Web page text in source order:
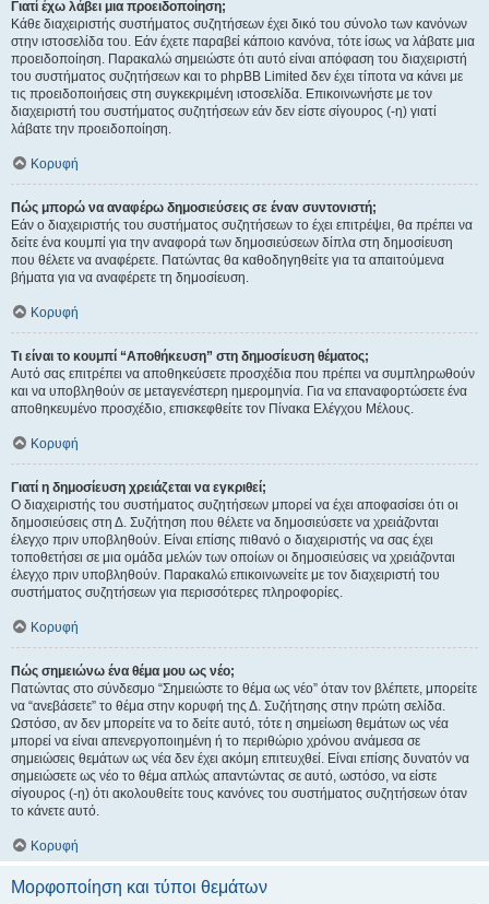
Γιατί έχω λάβει μια προειδοποίηση;
Κάθε διαχειριστής συστήματος συζητήσεων έχει δικό του σύνολο των κανόνων
στην ιστοσελίδα του. Εάν έχετε παραβεί κάποιο κανόνα, τότε ίσως να λάβατε μια
προειδοποίηση. Παρακαλώ σημειώστε ότι αυτό είναι απόφαση του διαχειριστή
του συστήματος συζητήσεων και το phpBB Limited δεν έχει τίποτα να κάνει με
τις προειδοποιήσεις στη συγκεκριμένη ιστοσελίδα. Επικοινωνήστε με τον
διαχειριστή του συστήματος συζητήσεων εάν δεν είστε σίγουρος (-η) γιατί
λάβατε την προειδοποίηση.
Κορυφή
Πώς μπορώ να αναφέρω δημοσιεύσεις σε έναν συντονιστή;
Εάν ο διαχειριστής του συστήματος συζητήσεων το έχει επιτρέψει, θα πρέπει να
δείτε ένα κουμπί για την αναφορά των δημοσιεύσεων δίπλα στη δημοσίευση
που θέλετε να αναφέρετε. Πατώντας θα καθοδηγηθείτε για τα απαιτούμενα
βήματα για να αναφέρετε τη δημοσίευση.
Κορυφή
Τι είναι το κουμπί “Αποθήκευση” στη δημοσίευση θέματος;
Αυτό σας επιτρέπει να αποθηκεύσετε προσχέδια που πρέπει να συμπληρωθούν
και να υποβληθούν σε μεταγενέστερη ημερομηνία. Για να επαναφορτώσετε ένα
αποθηκευμένο προσχέδιο, επισκεφθείτε τον Πίνακα Ελέγχου Μέλους.
Κορυφή
Γιατί η δημοσίευση χρειάζεται να εγκριθεί;
Ο διαχειριστής του συστήματος συζητήσεων μπορεί να έχει αποφασίσει ότι οι
δημοσιεύσεις στη Δ. Συζήτηση που θέλετε να δημοσιεύσετε να χρειάζονται
έλεγχο πριν υποβληθούν. Είναι επίσης πιθανό ο διαχειριστής να σας έχει
τοποθετήσει σε μια ομάδα μελών των οποίων οι δημοσιεύσεις να χρειάζονται
έλεγχο πριν υποβληθούν. Παρακαλώ επικοινωνείτε με τον διαχειριστή του
συστήματος συζητήσεων για περισσότερες πληροφορίες.
Κορυφή
Πώς σημειώνω ένα θέμα μου ως νέο;
Πατώντας στο σύνδεσμο “Σημειώστε το θέμα ως νέο” όταν τον βλέπετε, μπορείτε
να “ανεβάσετε” το θέμα στην κορυφή της Δ. Συζήτησης στην πρώτη σελίδα.
Ωστόσο, αν δεν μπορείτε να το δείτε αυτό, τότε η σημείωση θεμάτων ως νέα
μπορεί να είναι απενεργοποιημένη ή το περιθώριο χρόνου ανάμεσα σε
σημειώσεις θεμάτων ως νέα δεν έχει ακόμη επιτευχθεί. Είναι επίσης δυνατόν να
σημειώσετε ως νέο το θέμα απλώς απαντώντας σε αυτό, ωστόσο, να είστε
σίγουρος (-η) ότι ακολουθείτε τους κανόνες του συστήματος συζητήσεων όταν
το κάνετε αυτό.
Κορυφή
Μορφοποίηση και τύποι θεμάτων